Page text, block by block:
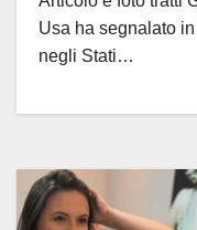
Usa ha segnalato
negli Stati…